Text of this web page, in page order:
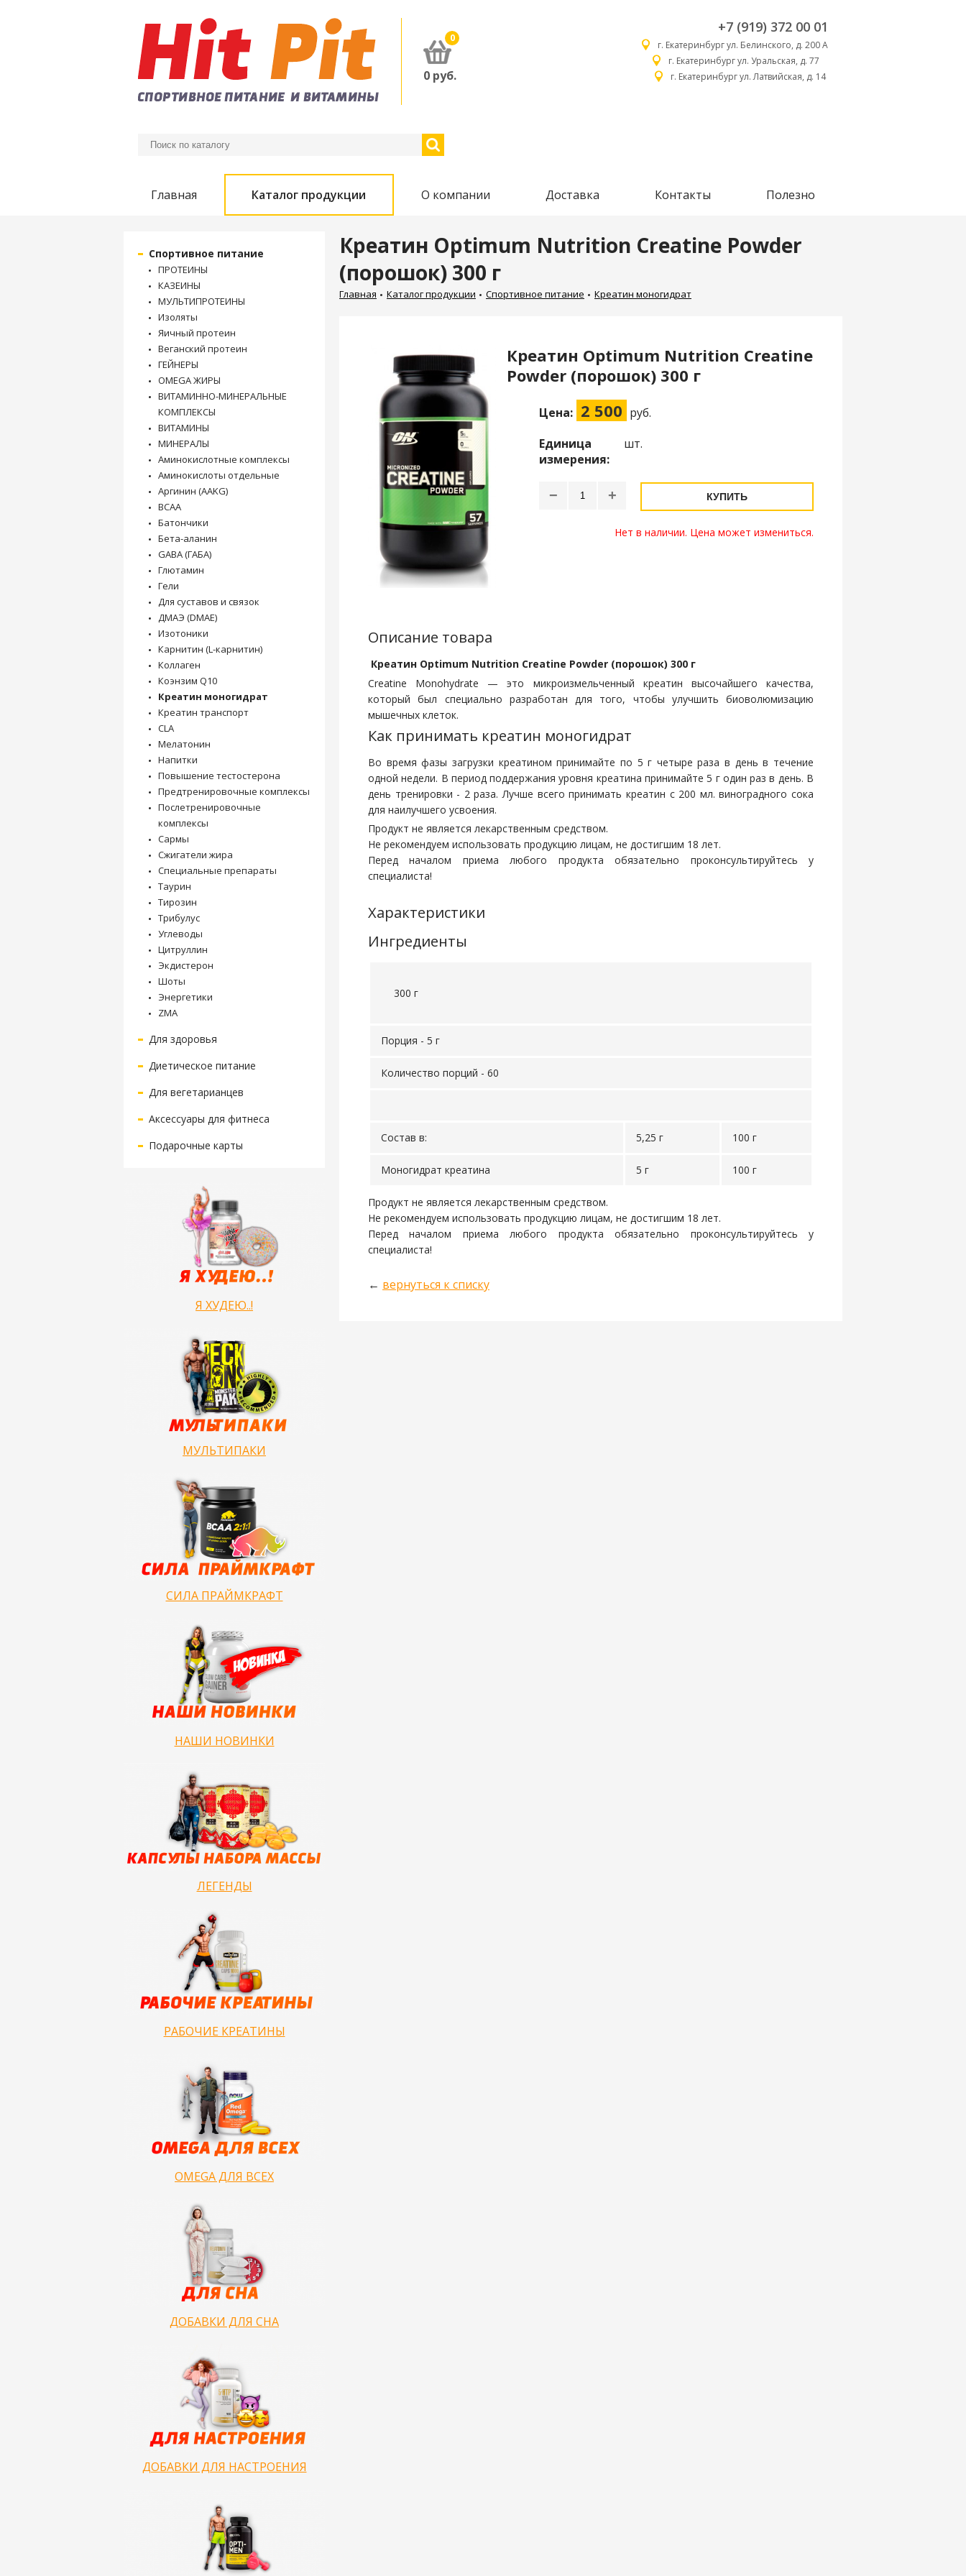
0
0 руб.
+7 (919) 372 00 01
г. Екатеринбург ул. Белинского, д. 200 А
г. Екатеринбург ул. Уральская, д. 77
г. Екатеринбург ул. Латвийская, д. 14
Главная Каталог продукции О компании Доставка Контакты Полезно
Спортивное питание
ПРОТЕИНЫ
КАЗЕИНЫ
МУЛЬТИПРОТЕИНЫ
Изоляты
Яичный протеин
Веганский протеин
ГЕЙНЕРЫ
OMEGA ЖИРЫ
ВИТАМИННО-МИНЕРАЛЬНЫЕ
КОМПЛЕКСЫ
ВИТАМИНЫ
МИНЕРАЛЫ
Аминокислотные комплексы
Аминокислоты отдельные
Аргинин (AAKG)
BCAA
Батончики
Бета-аланин
GABA (ГАБА)
Глютамин
Гели
Для суставов и связок
ДМАЭ (DMAE)
Изотоники
Карнитин (L-карнитин)
Коллаген
Коэнзим Q10
Креатин моногидрат
Креатин транспорт
CLA
Мелатонин
Напитки
Повышение тестостерона
Предтренировочные комплексы
Послетренировочные
комплексы
Сармы
Сжигатели жира
Специальные препараты
Таурин
Тирозин
Трибулус
Углеводы
Цитруллин
Экдистерон
Шоты
Энергетики
ZMA
Для здоровья
Диетическое питание
Для вегетарианцев
Аксессуары для фитнеса
Подарочные карты
Я ХУДЕЮ..!
МУЛЬТИПАКИ
СИЛА ПРАЙМКРАФТ
НАШИ НОВИНКИ
ЛЕГЕНДЫ
РАБОЧИЕ КРЕАТИНЫ
OMEGA ДЛЯ ВСЕХ
ДОБАВКИ ДЛЯ СНА
ДОБАВКИ ДЛЯ НАСТРОЕНИЯ
Креатин Optimum Nutrition Creatine Powder
(порошок) 300 г
Главная Каталог продукции Спортивное питание Креатин моногидрат
Креатин Optimum Nutrition Creatine
Powder (порошок) 300 г
Цена: 2 500 руб.
Единица
измерения:
шт.
− + КУПИТЬ
Нет в наличии. Цена может измениться.
Описание товара
Креатин Optimum Nutrition Creatine Powder (порошок) 300 г
Creatine Monohydrate — это микроизмельченный креатин высочайшего качества,
который был специально разработан для того, чтобы улучшить биоволюмизацию
мышечных клеток.
Как принимать креатин моногидрат
Во время фазы загрузки креатином принимайте по 5 г четыре раза в день в течение
одной недели. В период поддержания уровня креатина принимайте 5 г один раз в день. В
день тренировки - 2 раза. Лучше всего принимать креатин с 200 мл. виноградного сока
для наилучшего усвоения.
Продукт не является лекарственным средством.
Не рекомендуем использовать продукцию лицам, не достигшим 18 лет.
Перед началом приема любого продукта обязательно проконсультируйтесь у
специалиста!
Характеристики
Ингредиенты
300 г
Порция - 5 г
Количество порций - 60
Состав в: 5,25 г 100 г
Моногидрат креатина 5 г 100 г
Продукт не является лекарственным средством.
Не рекомендуем использовать продукцию лицам, не достигшим 18 лет.
Перед началом приема любого продукта обязательно проконсультируйтесь у
специалиста!
← вернуться к списку